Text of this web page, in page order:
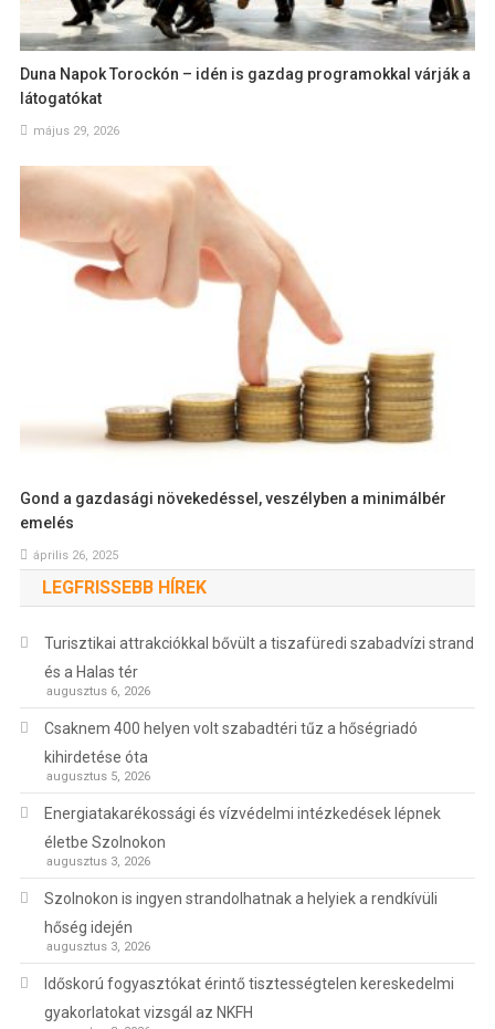
Duna Napok Torockón – idén is gazdag programokkal várják a
látogatókat
május 29, 2026
Gond a gazdasági növekedéssel, veszélyben a minimálbér
emelés
április 26, 2025
LEGFRISSEBB HÍREK
Turisztikai attrakciókkal bővült a tiszafüredi szabadvízi strand
és a Halas tér
augusztus 6, 2026
Csaknem 400 helyen volt szabadtéri tűz a hőségriadó
kihirdetése óta
augusztus 5, 2026
Energiatakarékossági és vízvédelmi intézkedések lépnek
életbe Szolnokon
augusztus 3, 2026
Szolnokon is ingyen strandolhatnak a helyiek a rendkívüli
hőség idején
augusztus 3, 2026
Időskorú fogyasztókat érintő tisztességtelen kereskedelmi
gyakorlatokat vizsgál az NKFH